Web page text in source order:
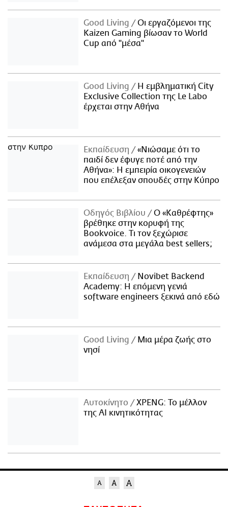
Good Living
Οι εργαζόμενοι της
Kaizen Gaming βίωσαν το World
Cup από "μέσα"
Good Living
Η εμβληματική City
Exclusive Collection της Le Labo
έρχεται στην Αθήνα
Εκπαίδευση
«Νιώσαμε ότι το
παιδί δεν έφυγε ποτέ από την
Αθήνα»: Η εμπειρία οικογενειών
που επέλεξαν σπουδές στην Κύπρο
Οδηγός Βιβλίου
Ο «Καθρέφτης»
βρέθηκε στην κορυφή της
Bookvoice. Τι τον ξεχώρισε
ανάμεσα στα μεγάλα best sellers;
Εκπαίδευση
Novibet Backend
Academy: Η επόμενη γενιά
software engineers ξεκινά από εδώ
Good Living
Μια μέρα ζωής στο
νησί
Αυτοκίνητο
XPENG: Το μέλλον
της AI κινητικότητας